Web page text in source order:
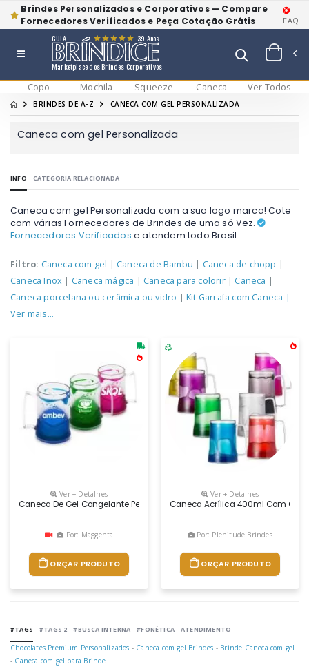
Brindes Personalizados e Corporativos — Compare
Fornecedores Verificados e Peça Cotação Grátis
FAQ
Marketplace dos Brindes Corporativos
GUIA 39 Anos
Copo Mochila Squeeze Caneca Ver Todos
BRINDES DE A-Z CANECA COM GEL PERSONALIZADA
Caneca com gel Personalizada
INFO CATEGORIA RELACIONADA
Caneca com gel Personalizada com a sua logo marca! Cote
com várias Fornecedores de Brindes de uma só Vez.
Fornecedores Verificados e atendem todo Brasil.
Filtro: Caneca com gel | Caneca de Bambu | Caneca de chopp |
Caneca Inox | Caneca mágica | Caneca para colorir| Caneca |
Caneca porcelana ou cerâmica ou vidro |Kit Garrafa com Caneca |
Ver mais...
Ver + Detalhes
Caneca De Gel Congelante Personalizada
Por: Maggenta
ORÇAR PRODUTO
Ver + Detalhes
Caneca Acrílica 400ml Com Gel
Por: Plenitude Brindes
ORÇAR PRODUTO
#TAGS #TAGS 2 #BUSCA INTERNA #FONÉTICA ATENDIMENTO
Chocolates Premium Personalizados - Caneca com gel Brindes - Brinde Caneca com gel
- Caneca com gel para Brinde